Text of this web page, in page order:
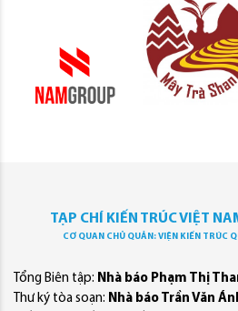
TẠP CHÍ KIẾN TRÚC VIỆT
CƠ QUAN CHỦ QUẢN: VIỆN KIẾN TRÚC
Tổng Biên tập: Nhà báo Phạm Thị
Thư ký tòa soạn: Nhà báo Trần Văn